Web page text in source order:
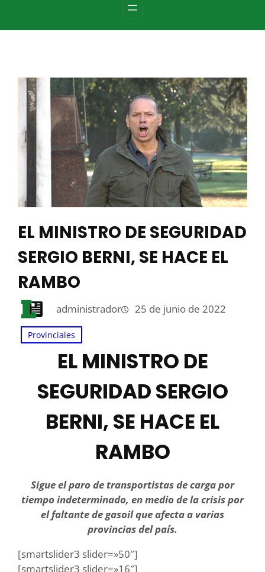
EL MINISTRO DE SEGURIDAD
SERGIO BERNI, SE HACE EL
RAMBO
administrador 25 de junio de 2022
Provinciales
EL MINISTRO DE
SEGURIDAD SERGIO
BERNI, SE HACE EL
RAMBO
Sigue el paro de transportistas de carga por
tiempo indeterminado, en medio de la crisis por
el faltante de gasoil que afecta a varias
provincias del país.
[smartslider3 slider=»50″]
[smartslider3 slider=»16″]